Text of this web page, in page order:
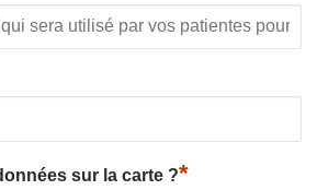
sur la carte ?*